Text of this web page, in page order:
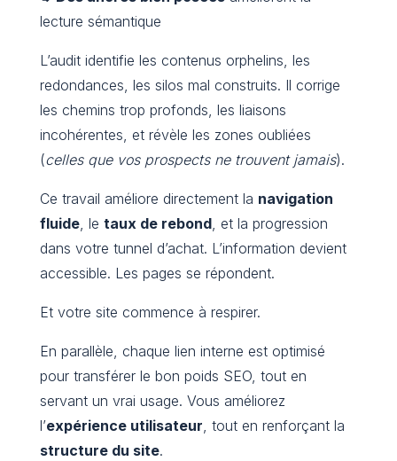
lecture sémantique
L’audit identifie les contenus orphelins, les
redondances, les silos mal construits. Il corrige
les chemins trop profonds, les liaisons
incohérentes, et révèle les zones oubliées
(celles que vos prospects ne trouvent jamais).
Ce travail améliore directement la navigation
fluide, le taux de rebond, et la progression
dans votre tunnel d’achat. L’information devient
accessible. Les pages se répondent.
Et votre site commence à respirer.
En parallèle, chaque lien interne est optimisé
pour transférer le bon poids SEO, tout en
servant un vrai usage. Vous améliorez
l’expérience utilisateur, tout en renforçant la
structure du site.